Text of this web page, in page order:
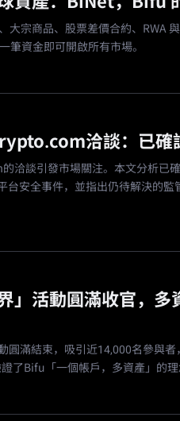
大宗商品、股票差價合約、RWA
筆資金即可開啟所有市場。
洽談：已確
洽談引發市場關注。本文分析已
台安全事件，並指出仍待解決的
」活動圓滿收官，多
圓滿結束，吸引近14,000名參與
了Bifu「一個帳戶，多資產」的理